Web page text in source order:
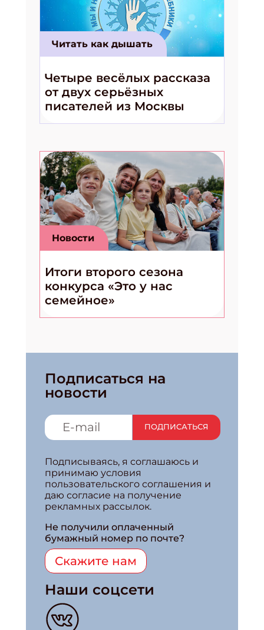
Читать как дышать
Четыре весёлых рассказа
от двух серьёзных
писателей из Москвы
Новости
Итоги второго сезона
конкурса «Это у нас
семейное»
Подписаться на
новости
ПОДПИСАТЬСЯ
Подписываясь, я соглашаюсь и
принимаю условия
пользовательского соглашения и
даю согласие на получение
рекламных рассылок.
Не получили оплаченный
бумажный номер по почте?
Скажите нам
Наши соцсети